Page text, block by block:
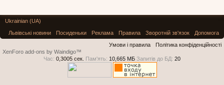
Ukrainian (UA)
Львівські новини
Посиденьки Реклама Правила Зворотній зв'язок
Допомога
Умови і правила
Політика конфіденційності
XenForo add-ons by Waindigo™
Час: 0,3005 сек. Пам'ять: 10,665 МБ Запитів до БД: 20